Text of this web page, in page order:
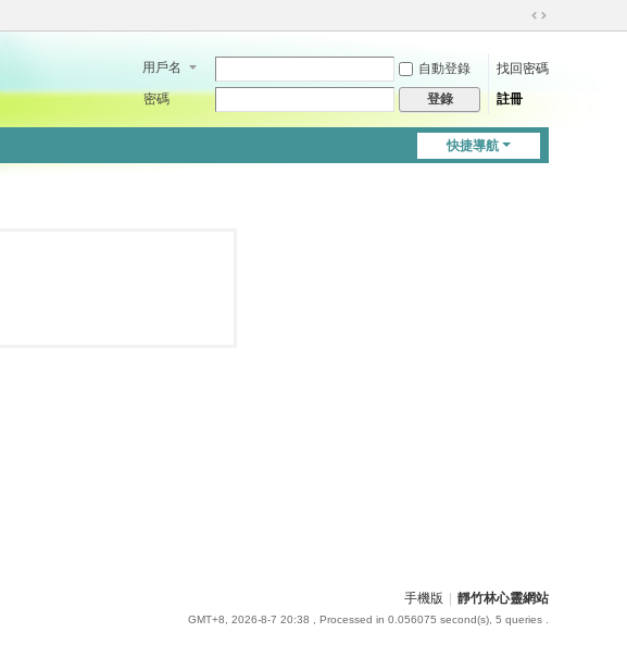
切
到
用戶名 自動登錄
找回密碼
密碼
登錄 註冊
快捷導航
手機版 靜竹林心靈網站
GMT+8, 2026-8-7 20:38 , Processed in 0.056075 second(s), 5 queries .